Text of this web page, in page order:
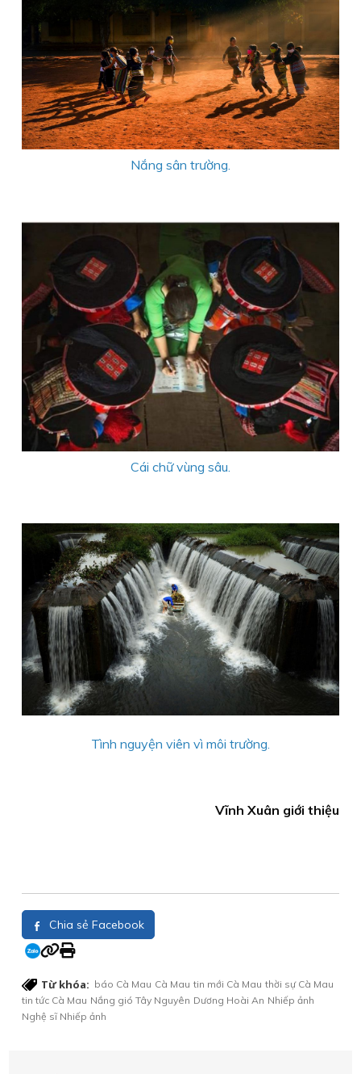
Nắng sân trường.
Cái chữ vùng sâu.
Tình nguyện viên vì môi trường.
Vĩnh Xuân giới thiệu
Chia sẻ Facebook
Từ khóa: báo Cà Mau Cà Mau tin mới Cà Mau thời sự Cà Mau
tin tức Cà Mau Nắng gió Tây Nguyên Dương Hoài An Nhiếp ảnh
Nghệ sĩ Nhiếp ảnh